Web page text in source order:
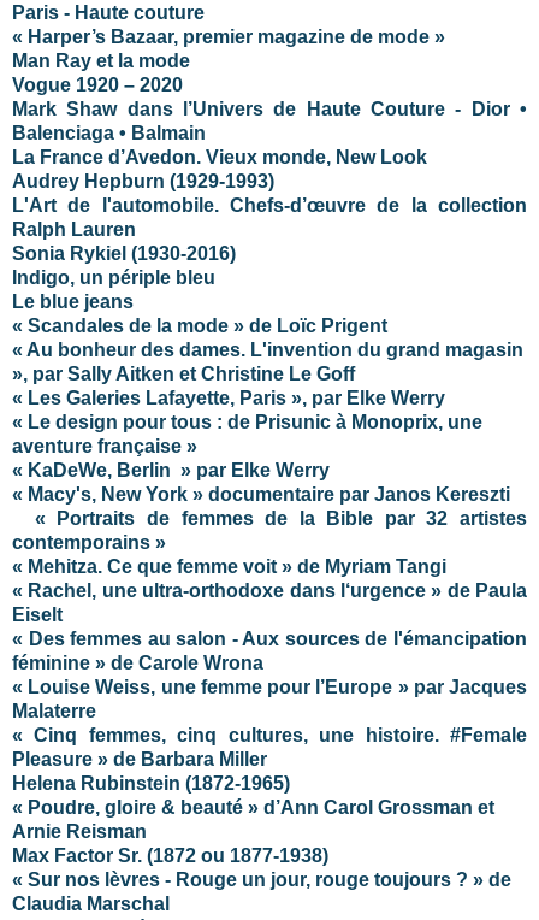
Paris - Haute couture
« Harper’s Bazaar, premier magazine de mode »
Man Ray et la mode
Vogue 1920 – 2020
Mark Shaw dans l’Univers de Haute Couture - Dior •
Balenciaga • Balmain
La France d’Avedon. Vieux monde, New Look
Audrey Hepburn (1929-1993)
L'Art de l'automobile. Chefs-d’œuvre de la collection
Ralph Lauren
Sonia Rykiel (1930-2016)
Indigo, un périple bleu
Le blue jeans
« Scandales de la mode » de Loïc Prigent
« Au bonheur des dames. L'invention du grand magasin
», par Sally Aitken et Christine Le Goff
« Les Galeries Lafayette, Paris », par Elke Werry
« Le design pour tous : de Prisunic à Monoprix, une
aventure française »
« KaDeWe, Berlin » par Elke Werry
« Macy's, New York » documentaire par Janos Kereszti
« Portraits de femmes de la Bible par 32 artistes
contemporains »
« Mehitza. Ce que femme voit » de Myriam Tangi
« Rachel, une ultra-orthodoxe dans l‘urgence » de Paula
Eiselt
« Des femmes au salon - Aux sources de l'émancipation
féminine » de Carole Wrona
« Louise Weiss, une femme pour l’Europe » par Jacques
Malaterre
« Cinq femmes, cinq cultures, une histoire. #Female
Pleasure » de Barbara Miller
Helena Rubinstein (1872-1965)
« Poudre, gloire & beauté » d’Ann Carol Grossman et
Arnie Reisman
Max Factor Sr. (1872 ou 1877-1938)
« Sur nos lèvres - Rouge un jour, rouge toujours ? » de
Claudia Marschal